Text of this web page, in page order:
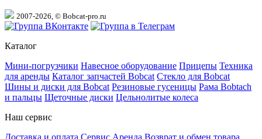
2007-2026, © Bobcat-pro.ru
Каталог
Мини-погрузчики Навесное оборудование Прицепы Техника
для аренды Каталог запчастей Bobcat Стекло для Bobcat
Шины и диски для Bobcat Резиновые гусеницы Рама Bobtach
и пальцы Щеточные диски Цельнолитые колеса
Наш сервис
Доставка и оплата Сервис Аренда Возврат и обмен товара